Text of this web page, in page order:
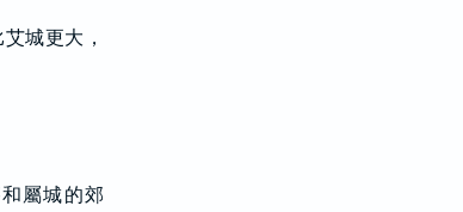
城更大，
屬城的郊